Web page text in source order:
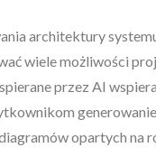
architektury
wiele możliwości
przez AI
opartych na